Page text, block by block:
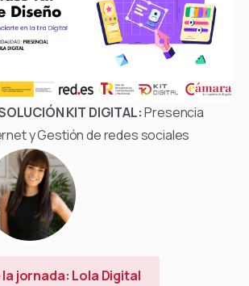
KIT DIGITAL:Presencia
y Gestión de redes sociales
jornada: Lola Digital